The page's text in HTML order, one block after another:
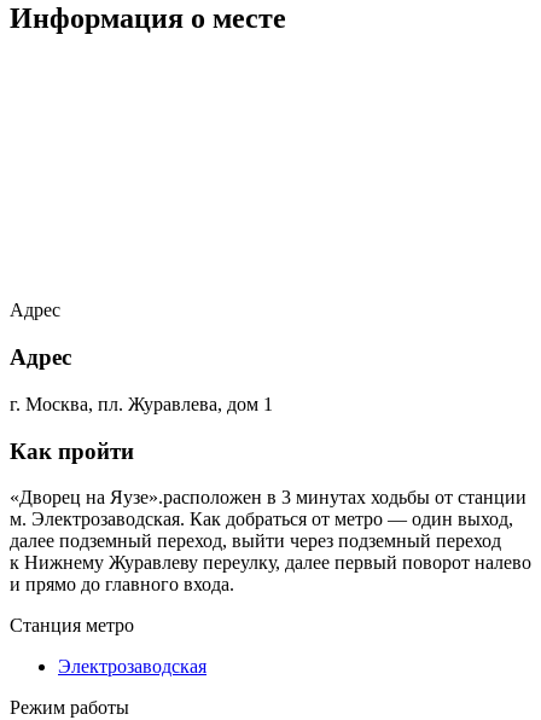
Информация о месте
Адрес
Адрес
г. Москва, пл. Журавлева, дом 1
Как пройти
«Дворец на Яузе».расположен в 3 минутах ходьбы от станции
м. Электрозаводская. Как добраться от метро — один выход,
далее подземный переход, выйти через подземный переход
к Нижнему Журавлеву переулку, далее первый поворот налево
и прямо до главного входа.
Станция метро
Электрозаводская
Режим работы